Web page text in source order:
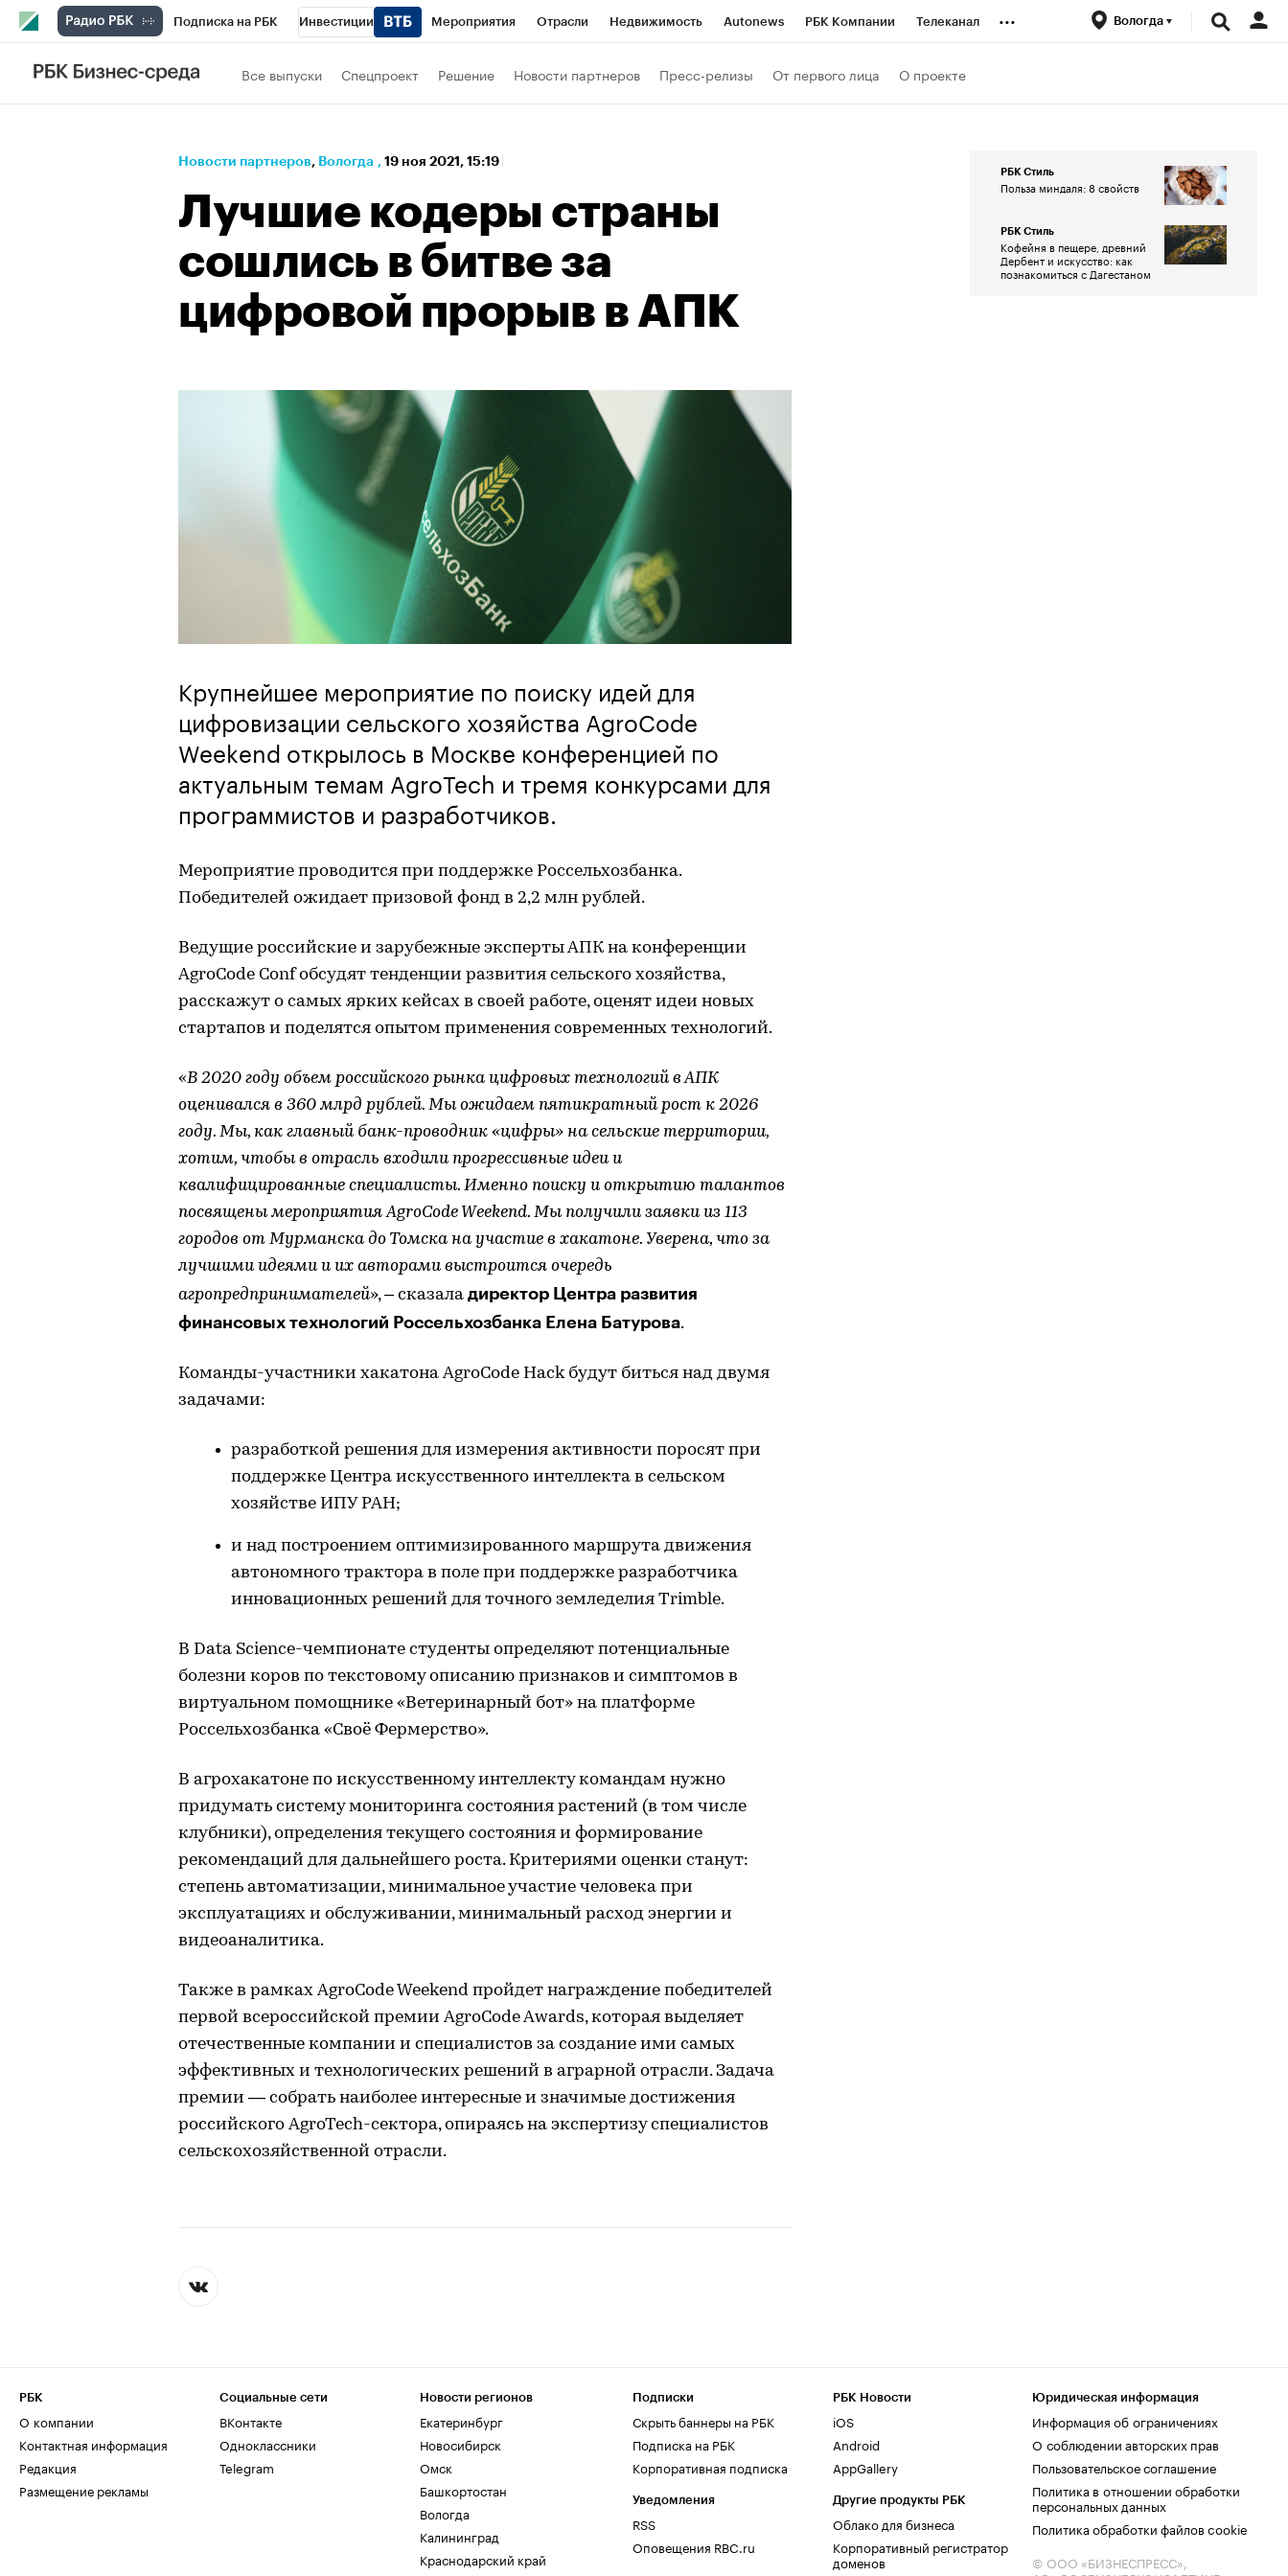
Подписка на РБК Инвестиции Мероприятия Отрасли Недвижимость Autonews РБК Компании Телеканал
РБК Вино
Проверка контрагентов
... Вологда
Все выпуски Спецпроект Решение Новости партнеров Пресс-релизы От первого лица О проекте
Новости партнеров⁠, Вологда , 19 ноя 2021, 15:19
Лучшие кодеры страны
сошлись в битве за
цифровой прорыв в АПК
Крупнейшее мероприятие по поиску идей для
цифровизации сельского хозяйства AgroCode
Weekend открылось в Москве конференцией по
актуальным темам AgroTech и тремя конкурсами для
программистов и разработчиков.
Мероприятие проводится при поддержке Россельхозбанка.
Победителей ожидает призовой фонд в 2,2 млн рублей.
Ведущие российские и зарубежные эксперты АПК на конференции
AgroCode Conf обсудят тенденции развития сельского хозяйства,
расскажут о самых ярких кейсах в своей работе, оценят идеи новых
стартапов и поделятся опытом применения современных технологий.
«В 2020 году объем российского рынка цифровых технологий в АПК
оценивался в 360 млрд рублей. Мы ожидаем пятикратный рост к 2026
году. Мы, как главный банк-проводник «цифры» на сельские территории,
хотим, чтобы в отрасль входили прогрессивные идеи и
квалифицированные специалисты. Именно поиску и открытию талантов
посвящены мероприятия AgroCode Weekend. Мы получили заявки из 113
городов от Мурманска до Томска на участие в хакатоне. Уверена, что за
лучшими идеями и их авторами выстроится очередь
агропредпринимателей», – сказала директор Центра развития
финансовых технологий Россельхозбанка Елена Батурова.
Команды-участники хакатона AgroCode Hack будут биться над двумя
задачами:
разработкой решения для измерения активности поросят при
поддержке Центра искусственного интеллекта в сельском
хозяйстве ИПУ РАН;
и над построением оптимизированного маршрута движения
автономного трактора в поле при поддержке разработчика
инновационных решений для точного земледелия Trimble.
В Data Science-чемпионате студенты определяют потенциальные
болезни коров по текстовому описанию признаков и симптомов в
виртуальном помощнике «Ветеринарный бот» на платформе
Россельхозбанка «Своё Фермерство».
В агрохакатоне по искусственному интеллекту командам нужно
придумать систему мониторинга состояния растений (в том числе
клубники), определения текущего состояния и формирование
рекомендаций для дальнейшего роста. Критериями оценки станут:
степень автоматизации, минимальное участие человека при
эксплуатациях и обслуживании, минимальный расход энергии и
видеоаналитика.
Также в рамках AgroCode Weekend пройдет награждение победителей
первой всероссийской премии AgroCode Awards, которая выделяет
отечественные компании и специалистов за создание ими самых
эффективных и технологических решений в аграрной отрасли. Задача
премии — собрать наиболее интересные и значимые достижения
российского AgroTech-сектора, опираясь на экспертизу специалистов
сельскохозяйственной отрасли.
РБК Стиль
Польза миндаля: 8 свойств
РБК Стиль
Кофейня в пещере, древний
Дербент и искусство: как
познакомиться с Дагестаном
РБК
О компании
Контактная информация
Редакция
Размещение рекламы
Социальные сети
ВКонтакте
Одноклассники
Telegram
Новости регионов
Екатеринбург
Новосибирск
Омск
Башкортостан
Вологда
Калининград
Краснодарский край
Подписки
Скрыть баннеры на РБК
Подписка на РБК
Корпоративная подписка
Уведомления
RSS
Оповещения RBC.ru
РБК Новости
iOS
Android
AppGallery
Другие продукты РБК
Облако для бизнеса
Корпоративный регистратор
доменов
Юридическая информация
Информация об ограничениях
О соблюдении авторских прав
Пользовательское соглашение
Политика в отношении обработки
персональных данных
Политика обработки файлов cookie
© ООО «БИЗНЕСПРЕСС»,